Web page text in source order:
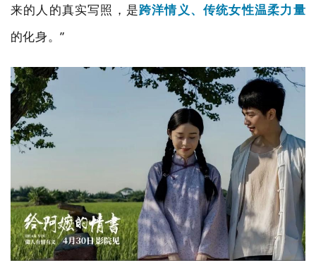
来的人的真实写照，是跨洋情义、传统女性温柔力量
的化身。”